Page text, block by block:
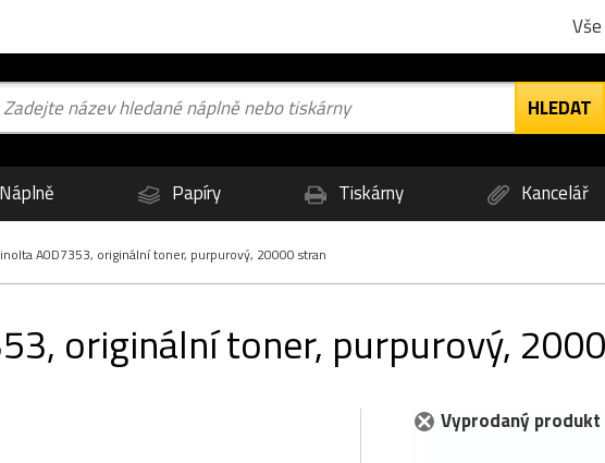
Náplně Papíry Tiskárny Kancelář
A0D7353, originální toner, purpurový, 20000 stran
originální toner, purpurový,
Vyprodaný